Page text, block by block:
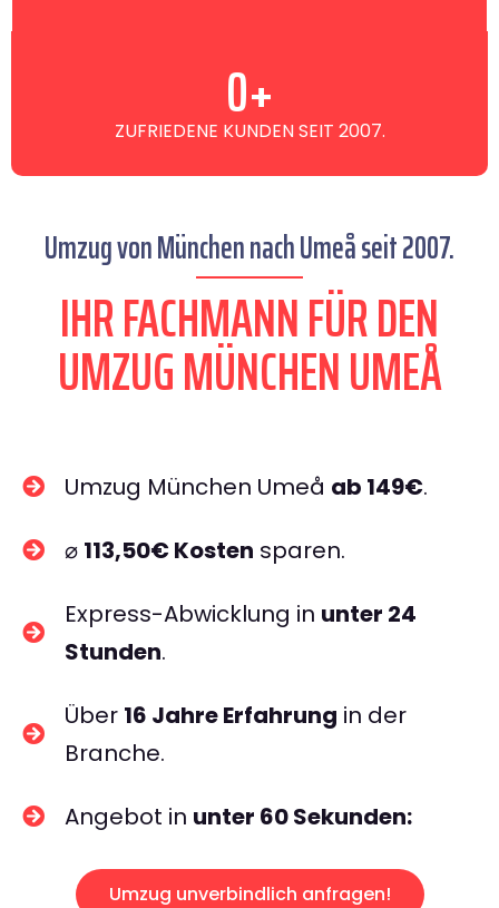
ZUFRIEDENE KUNDEN SEIT 2007.
0+
Umzug von München nach Umeå seit 2007.
IHR FACHMANN FÜR DEN
UMZUG MÜNCHEN UMEÅ
Umzug München Umeå ab 149€.
⌀ 113,50€ Kosten sparen.
Express-Abwicklung in unter 24
Stunden.
Über 16 Jahre Erfahrung in der
Branche.
Angebot in unter 60 Sekunden:
Umzug unverbindlich anfragen!